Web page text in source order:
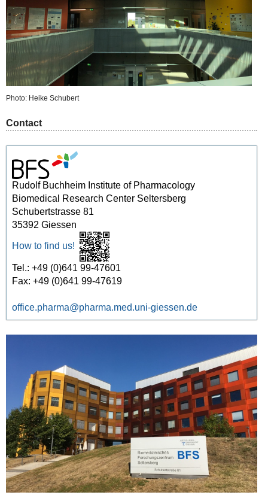
Photo: Heike Schubert
Contact
Rudolf Buchheim Institute of Pharmacology
Biomedical Research Center Seltersberg
Schubertstrasse 81
35392 Giessen
How to find us!
Tel.: +49 (0)641 99-47601
Fax: +49 (0)641 99-47619
office.pharma